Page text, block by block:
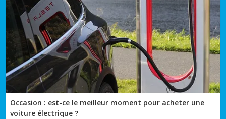
Occasion : est-ce le meilleur moment pour acheter une
voiture électrique ?